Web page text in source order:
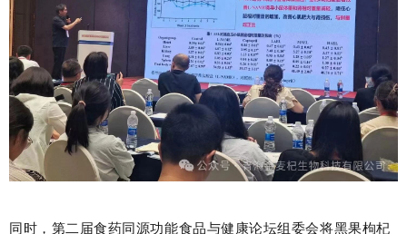
同时，第二届食药同源功能食品与健康论坛组委会将黑果枸杞